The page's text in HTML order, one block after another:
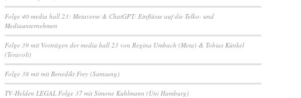
Folge 40 media hall 23: Metaverse & ChatGPT: Einflüsse auf die Telko- und
Mediaunternehmen
Folge 39 mit Vorträgen der media hall 23 von Regina Umbach (Meta) & Tobias Künkel
(Teravolt)
Folge 38 mit mit Benedikt Frey (Samsung)
TV-Helden LEGAL Folge 37 mit Simone Kuhlmann (Uni Hamburg)